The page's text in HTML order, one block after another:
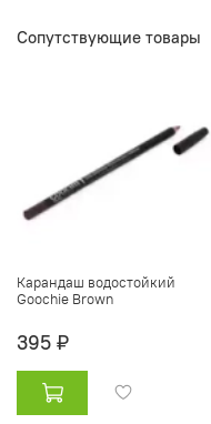
Сопутствующие товары
Карандаш водостойкий
Goochie Brown
395 ₽